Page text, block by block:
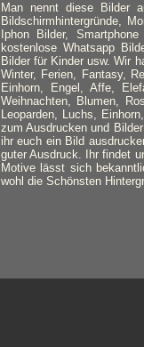
Man nennt diese Bilder
Bildschirmhintergründe,
Iphon Bilder,
kostenlose Whatsapp
Bilder für Kinder usw. Wir
Winter, Ferien, Fantasy,
Einhorn, Engel, Affe,
Weihnachten, Blumen,
Leoparden, Luchs,
zum Ausdrucken und
ihr euch ein Bild
guter Ausdruck. Ihr findet
Motive lässt sich
wohl die Schönsten